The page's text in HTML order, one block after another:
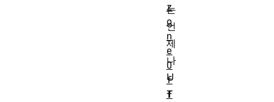
는
언
제
나
U
T
z
o
n
e
O
f
f